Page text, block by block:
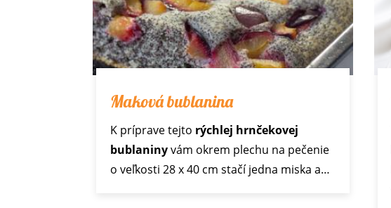
Maková bublanina
K príprave tejto rýchlej hrnčekovej
bublaninyvám okrem plechu na pečenie
o veľkosti 28 x 40 cm stačí jedna miska a…